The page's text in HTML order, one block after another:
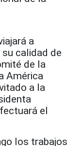
a
su calidad de
de la
América
a la
el
los trabajos